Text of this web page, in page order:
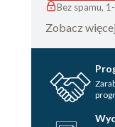
Bez spamu,
Zobacz